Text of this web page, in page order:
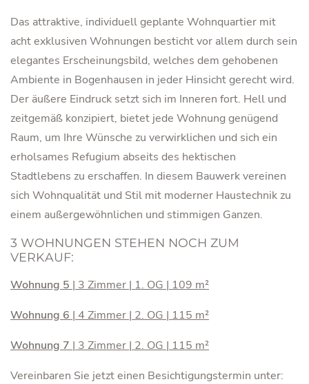
Das attraktive, individuell geplante Wohnquartier mit
acht exklusiven Wohnungen besticht vor allem durch sein
elegantes Erscheinungsbild, welches dem gehobenen
Ambiente in Bogenhausen in jeder Hinsicht gerecht wird.
Der äußere Eindruck setzt sich im Inneren fort. Hell und
zeitgemäß konzipiert, bietet jede Wohnung genügend
Raum, um Ihre Wünsche zu verwirklichen und sich ein
erholsames Refugium abseits des hektischen
Stadtlebens zu erschaffen. In diesem Bauwerk vereinen
sich Wohnqualität und Stil mit moderner Haustechnik zu
einem außergewöhnlichen und stimmigen Ganzen.
3 WOHNUNGEN STEHEN NOCH ZUM
VERKAUF:
Wohnung 5 | 3 Zimmer | 1. OG | 109 m²
Wohnung 6 | 4 Zimmer | 2. OG | 115 m²
Wohnung 7 | 3 Zimmer | 2. OG | 115 m²
Vereinbaren Sie jetzt einen Besichtigungstermin unter: